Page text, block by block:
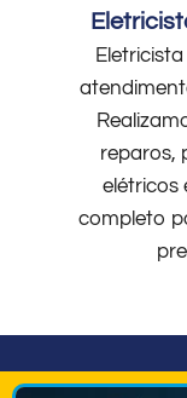
reparos,
elétricos
completo